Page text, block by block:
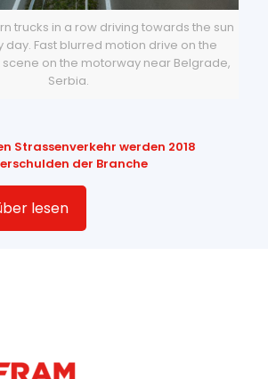
trucks in a row driving towards the sun
day. Fast blurred motion drive on the
on the motorway near Belgrade,
Serbia.
Strassenverkehr werden 2018
der Branche
lesen